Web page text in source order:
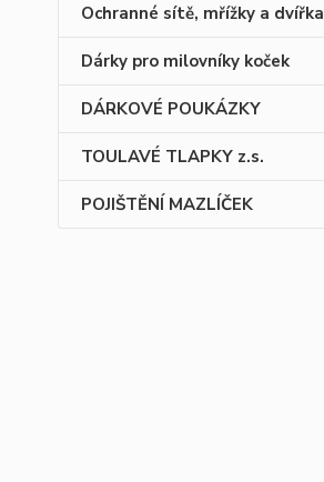
Ochranné sítě, mřížky a dvířka
Dárky pro milovníky koček
DÁRKOVÉ POUKÁZKY
TOULAVÉ TLAPKY z.s.
POJIŠTĚNÍ MAZLÍČEK